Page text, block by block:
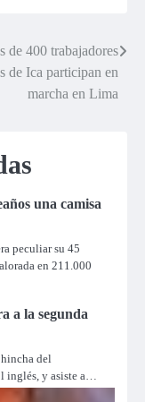
de 400 trabajadores
de Ica participan en
marcha en Lima
una camisa
peculiar su 45
en 211.000
a la segunda
del
y asiste a…